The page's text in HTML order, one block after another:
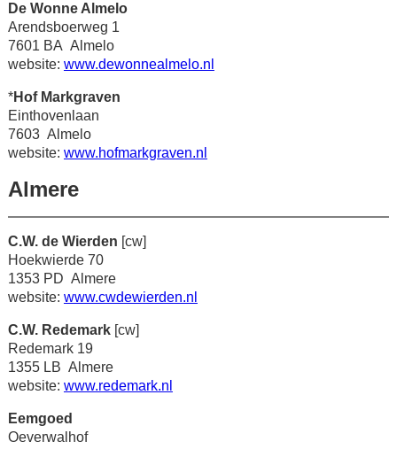
De Wonne Almelo
Arendsboerweg 1
7601 BA Almelo
website: www.dewonnealmelo.nl
*Hof Markgraven
Einthovenlaan
7603 Almelo
website: www.hofmarkgraven.nl
Almere
C.W. de Wierden [cw]
Hoekwierde 70
1353 PD Almere
website: www.cwdewierden.nl
C.W. Redemark[cw]
Redemark 19
1355 LB Almere
website: www.redemark.nl
Eemgoed
Oeverwalhof